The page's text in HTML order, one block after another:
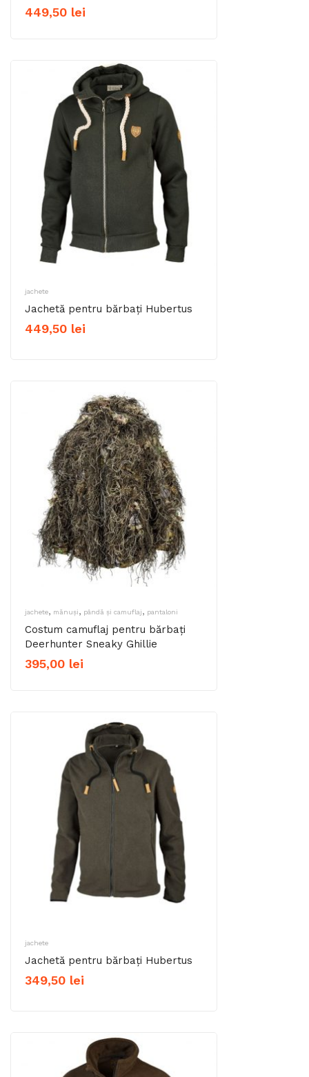
449,50 lei
jachete
Jachetă pentru bărbați Hubertus
449,50 lei
jachete, mănuși, pândă și camuflaj, pantaloni
Costum camuflaj pentru bărbați
Deerhunter Sneaky Ghillie
395,00 lei
jachete
Jachetă pentru bărbați Hubertus
349,50 lei